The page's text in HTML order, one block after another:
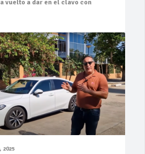
vuelto a dar en el clavo con
2025